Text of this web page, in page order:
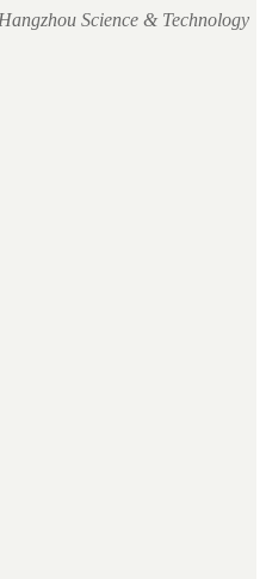
Science & Technology